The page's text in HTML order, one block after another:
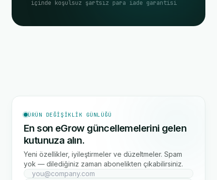
içinde koşulsuz şartsız para iade garantisi
ÜRÜN DEĞIŞIKLIK GÜNLÜĞÜ
En son eGrow güncellemelerini gelen
kutunuza alın.
Yeni özellikler, iyileştirmeler ve düzeltmeler. Spam
yok — dilediğiniz zaman abonelikten çıkabilirsiniz.